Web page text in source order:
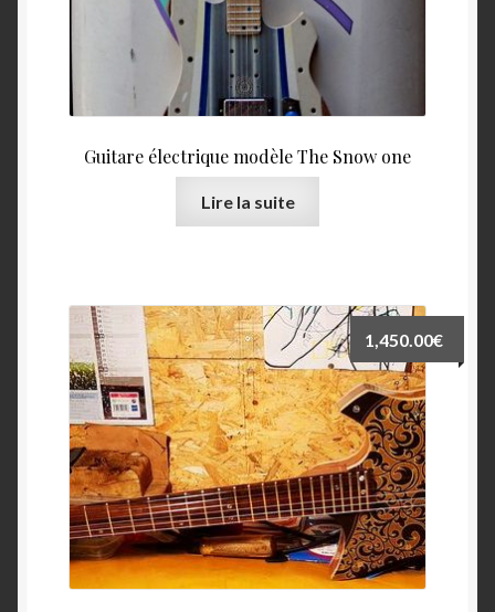
Guitare électrique modèle The Snow one
Lire la suite
1,450.00€